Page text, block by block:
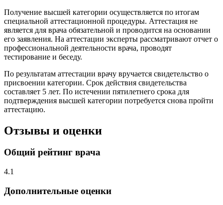
Получение высшей категории осуществляется по итогам
специальной аттестационной процедуры. Аттестация не
является для врача обязательной и проводится на основании
его заявления. На аттестации эксперты рассматривают отчет о
профессиональной деятельности врача, проводят
тестирование и беседу.
По результатам аттестации врачу вручается свидетельство о
присвоении категории. Срок действия свидетельства
составляет 5 лет. По истечении пятилетнего срока для
подтверждения высшей категории потребуется снова пройти
аттестацию.
Отзывы и оценки
Общий рейтинг врача
4.1
Дополнительные оценки